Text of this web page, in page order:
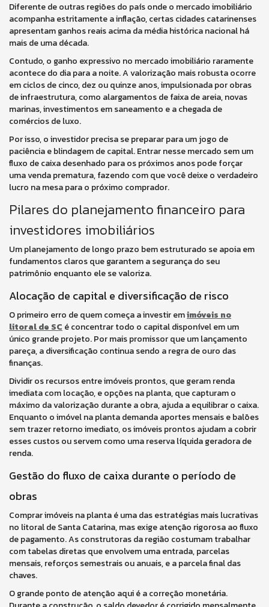
Diferente de outras regiões do país onde o mercado imobiliário
acompanha estritamente a inflação, certas cidades catarinenses
apresentam ganhos reais acima da média histórica nacional há
mais de uma década.
Contudo, o ganho expressivo no mercado imobiliário raramente
acontece do dia para a noite. A valorização mais robusta ocorre
em ciclos de cinco, dez ou quinze anos, impulsionada por obras
de infraestrutura, como alargamentos de faixa de areia, novas
marinas, investimentos em saneamento e a chegada de
comércios de luxo.
Por isso, o investidor precisa se preparar para um jogo de
paciência e blindagem de capital. Entrar nesse mercado sem um
fluxo de caixa desenhado para os próximos anos pode forçar
uma venda prematura, fazendo com que você deixe o verdadeiro
lucro na mesa para o próximo comprador.
Pilares do planejamento financeiro para
investidores imobiliários
Um planejamento de longo prazo bem estruturado se apoia em
fundamentos claros que garantem a segurança do seu
patrimônio enquanto ele se valoriza.
Alocação de capital e diversificação de risco
O primeiro erro de quem começa a investir emimóveis no
litoral de SC é concentrar todo o capital disponível em um
único grande projeto. Por mais promissor que um lançamento
pareça, a diversificação continua sendo a regra de ouro das
finanças.
Dividir os recursos entre imóveis prontos, que geram renda
imediata com locação, e opções na planta, que capturam o
máximo da valorização durante a obra, ajuda a equilibrar o caixa.
Enquanto o imóvel na planta demanda aportes mensais e balões
sem trazer retorno imediato, os imóveis prontos ajudam a cobrir
esses custos ou servem como uma reserva líquida geradora de
renda.
Gestão do fluxo de caixa durante o período de
obras
Comprar imóveis na planta é uma das estratégias mais lucrativas
no litoral de Santa Catarina, mas exige atenção rigorosa ao fluxo
de pagamento. As construtoras da região costumam trabalhar
com tabelas diretas que envolvem uma entrada, parcelas
mensais, reforços semestrais ou anuais, e a parcela final das
chaves.
O grande ponto de atenção aqui é a correção monetária.